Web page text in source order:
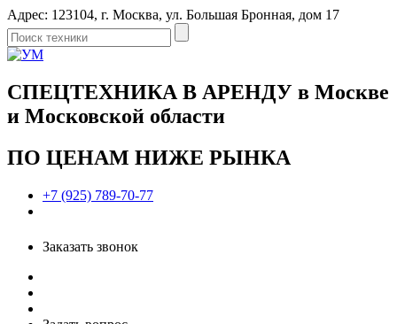
Адрес: 123104, г. Москва, ул. Большая Бронная, дом 17
СПЕЦТЕХНИКА В АРЕНДУ в Москве
и Московской области
ПО ЦЕНАМ НИЖЕ РЫНКА
+7 (925) 789-70-77
Заказать звонок